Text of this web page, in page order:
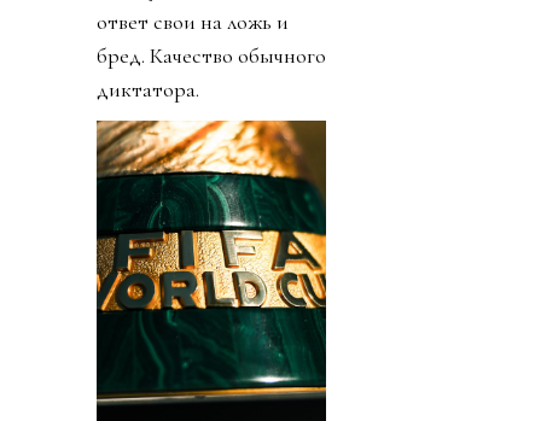
ответ свои на ложь и
бред. Качество обычного
диктатора.